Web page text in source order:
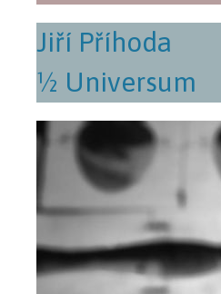
Jiří Příhoda
½ Universum